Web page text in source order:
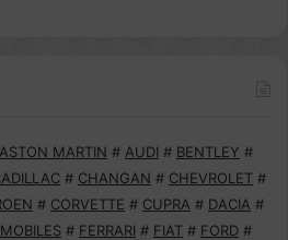
ASTON MARTIN # AUDI # BENTLEY #
# CHANGAN # CHEVROLET #
# CORVETTE # CUPRA # DACIA #
# FERRARI # FIAT # FORD #